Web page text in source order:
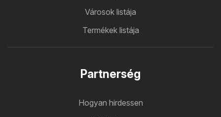
Városok listája
Termékek listája
Partnerség
Hogyan hirdessen